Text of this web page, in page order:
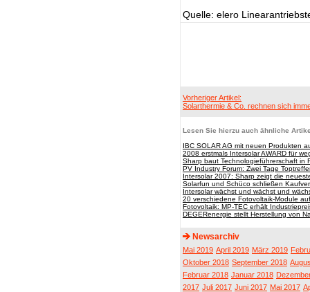
Quelle: elero
Vorheriger Artikel:
Solarthermie & Co. rechnen sich
Lesen Sie hierzu auch ähnliche
IBC SOLAR AG mit neuen Produkten
2008 erstmals Intersolar AWARD für
Sharp baut Technologieführerschaft in
PV Industry Forum: Zwei Tage
Intersolar 2007: Sharp zeigt die
Solarfun und Schüco schließen
Intersolar wächst und wächst und
20 verschiedene Fotovoltaik-Module
Fotovoltaik: MP-TEC erhält
DEGERenergie stellt Herstellung von
Newsarchiv
Mai 2019 April 2019 März 2019
Oktober 2018 September 2018
Februar 2018 Januar 2018
2017 Juli 2017 Juni 2017 Mai 2017